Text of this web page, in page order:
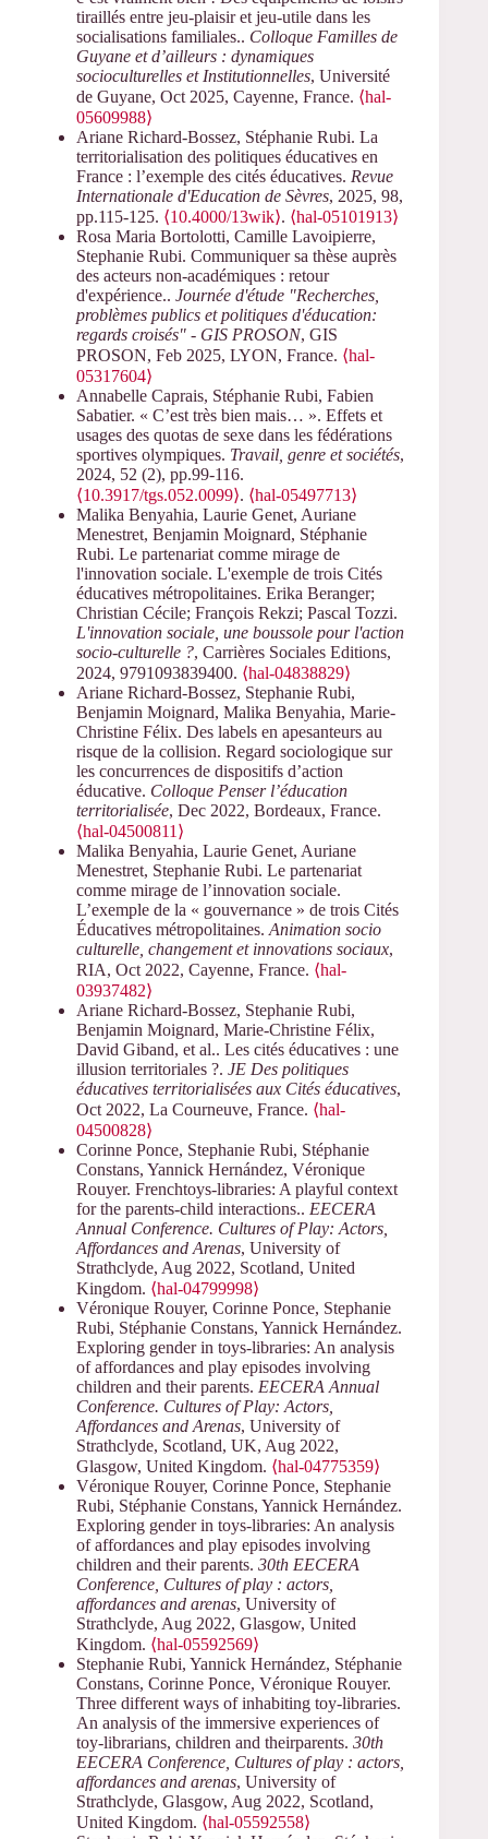
tiraillés entre jeu-plaisir et jeu-utile dans les
socialisations familiales.. Colloque Familles de
Guyane et d’ailleurs : dynamiques
socioculturelles et Institutionnelles, Université
de Guyane, Oct 2025, Cayenne, France. ⟨hal-
05609988⟩
Ariane Richard-Bossez, Stéphanie Rubi. La
territorialisation des politiques éducatives en
France : l’exemple des cités éducatives. Revue
Internationale d'Education de Sèvres, 2025, 98,
pp.115-125. ⟨10.4000/13wik⟩. ⟨hal-05101913⟩
Rosa Maria Bortolotti, Camille Lavoipierre,
Stephanie Rubi. Communiquer sa thèse auprès
des acteurs non-académiques : retour
d'expérience.. Journée d'étude "Recherches,
problèmes publics et politiques d'éducation:
regards croisés" - GIS PROSON, GIS
PROSON, Feb 2025, LYON, France. ⟨hal-
05317604⟩
Annabelle Caprais, Stéphanie Rubi, Fabien
Sabatier. « C’est très bien mais… ». Effets et
usages des quotas de sexe dans les fédérations
sportives olympiques. Travail, genre et sociétés,
2024, 52 (2), pp.99-116.
⟨10.3917/tgs.052.0099⟩. ⟨hal-05497713⟩
Malika Benyahia, Laurie Genet, Auriane
Menestret, Benjamin Moignard, Stéphanie
Rubi. Le partenariat comme mirage de
l'innovation sociale. L'exemple de trois Cités
éducatives métropolitaines. Erika Beranger;
Christian Cécile; François Rekzi; Pascal Tozzi.
L'innovation sociale, une boussole pour l'action
socio-culturelle ?, Carrières Sociales Editions,
2024, 9791093839400. ⟨hal-04838829⟩
Ariane Richard-Bossez, Stephanie Rubi,
Benjamin Moignard, Malika Benyahia, Marie-
Christine Félix. Des labels en apesanteurs au
risque de la collision. Regard sociologique sur
les concurrences de dispositifs d’action
éducative. Colloque Penser l’éducation
territorialisée, Dec 2022, Bordeaux, France.
⟨hal-04500811⟩
Malika Benyahia, Laurie Genet, Auriane
Menestret, Stephanie Rubi. Le partenariat
comme mirage de l’innovation sociale.
L’exemple de la « gouvernance » de trois Cités
Éducatives métropolitaines. Animation socio
culturelle, changement et innovations sociaux,
RIA, Oct 2022, Cayenne, France. ⟨hal-
03937482⟩
Ariane Richard-Bossez, Stephanie Rubi,
Benjamin Moignard, Marie-Christine Félix,
David Giband, et al.. Les cités éducatives : une
illusion territoriales ?. JE Des politiques
éducatives territorialisées aux Cités éducatives,
Oct 2022, La Courneuve, France. ⟨hal-
04500828⟩
Corinne Ponce, Stephanie Rubi, Stéphanie
Constans, Yannick Hernández, Véronique
Rouyer. Frenchtoys-libraries: A playful context
for the parents-child interactions.. EECERA
Annual Conference. Cultures of Play: Actors,
Affordances and Arenas, University of
Strathclyde, Aug 2022, Scotland, United
Kingdom. ⟨hal-04799998⟩
Véronique Rouyer, Corinne Ponce, Stephanie
Rubi, Stéphanie Constans, Yannick Hernández.
Exploring gender in toys-libraries: An analysis
of affordances and play episodes involving
children and their parents. EECERA Annual
Conference. Cultures of Play: Actors,
Affordances and Arenas, University of
Strathclyde, Scotland, UK, Aug 2022,
Glasgow, United Kingdom. ⟨hal-04775359⟩
Véronique Rouyer, Corinne Ponce, Stephanie
Rubi, Stéphanie Constans, Yannick Hernández.
Exploring gender in toys-libraries: An analysis
of affordances and play episodes involving
children and their parents. 30th EECERA
Conference, Cultures of play : actors,
affordances and arenas, University of
Strathclyde, Aug 2022, Glasgow, United
Kingdom. ⟨hal-05592569⟩
Stephanie Rubi, Yannick Hernández, Stéphanie
Constans, Corinne Ponce, Véronique Rouyer.
Three different ways of inhabiting toy-libraries.
An analysis of the immersive experiences of
toy-librarians, children and theirparents. 30th
EECERA Conference, Cultures of play : actors,
affordances and arenas, University of
Strathclyde, Glasgow, Aug 2022, Scotland,
United Kingdom. ⟨hal-05592558⟩